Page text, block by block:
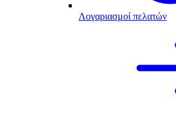
Λογαριασμοί πελατών